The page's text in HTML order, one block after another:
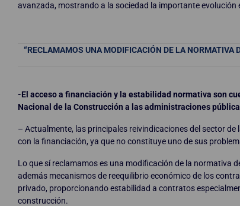
avanzada, mostrando a la sociedad la importante
“RECLAMAMOS UNA MODIFICACIÓN DE LA NORMATIVA
-El acceso a financiación y la estabilidad normativa son
Nacional de la Construcción a las administraciones
– Actualmente, las principales reivindicaciones del sector
con la financiación, ya que no constituye uno de sus
Lo que sí reclamamos es una modificación de la normativa
además mecanismos de reequilibrio económico de los
privado, proporcionando estabilidad a contratos
construcción.